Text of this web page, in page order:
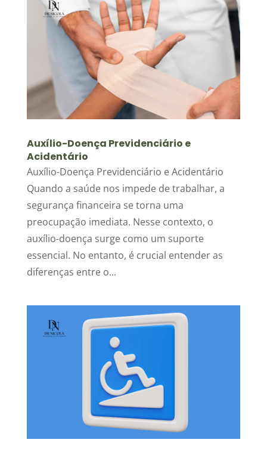
Auxílio-Doença Previdenciário e
Acidentário
Auxílio-Doença Previdenciário e Acidentário
Quando a saúde nos impede de trabalhar, a
segurança financeira se torna uma
preocupação imediata. Nesse contexto, o
auxílio-doença surge como um suporte
essencial. No entanto, é crucial entender as
diferenças entre o...